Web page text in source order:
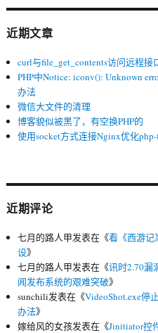
近期文章
curl与file_get_contents访问远程接
PHP中Notice: iconv(): Unknown
办法
微信大文件的清理
博客貌似被黑了，有空换PHP的
使用socket方式连接Nginx优化
近期评论
七月的路人甲发表在《看《西游记
设》
七月的路人甲发表在《讯时2.70漏
闻发布系统的艰难突破》
sunchili发表在《VideoShot.exe停
办法》
嫁给风的女孩发表在《Jinitiator控